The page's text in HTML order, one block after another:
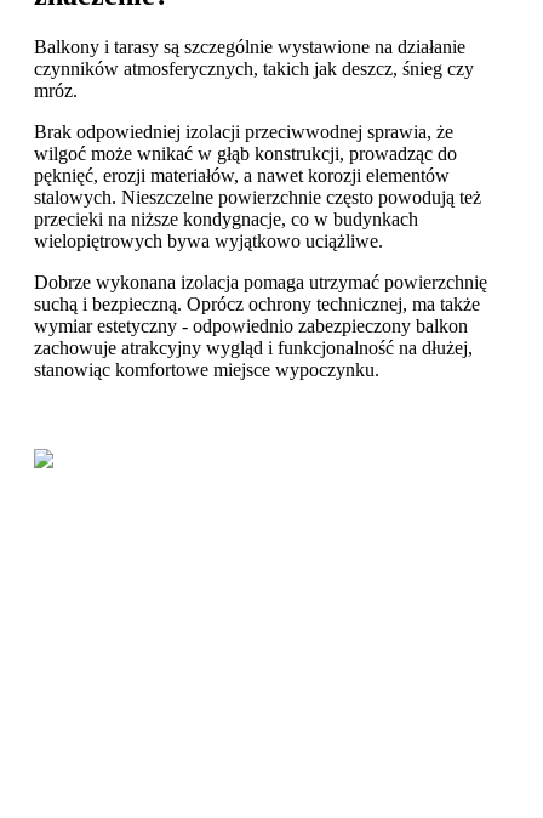
Balkony i tarasy są szczególnie wystawione na działanie
czynników atmosferycznych, takich jak deszcz, śnieg czy
mróz.
Brak odpowiedniej izolacji przeciwwodnej sprawia, że
wilgoć może wnikać w głąb konstrukcji, prowadząc do
pęknięć, erozji materiałów, a nawet korozji elementów
stalowych. Nieszczelne powierzchnie często powodują też
przecieki na niższe kondygnacje, co w budynkach
wielopiętrowych bywa wyjątkowo uciążliwe.
Dobrze wykonana izolacja pomaga utrzymać powierzchnię
suchą i bezpieczną. Oprócz ochrony technicznej, ma także
wymiar estetyczny - odpowiednio zabezpieczony balkon
zachowuje atrakcyjny wygląd i funkcjonalność na dłużej,
stanowiąc komfortowe miejsce wypoczynku.